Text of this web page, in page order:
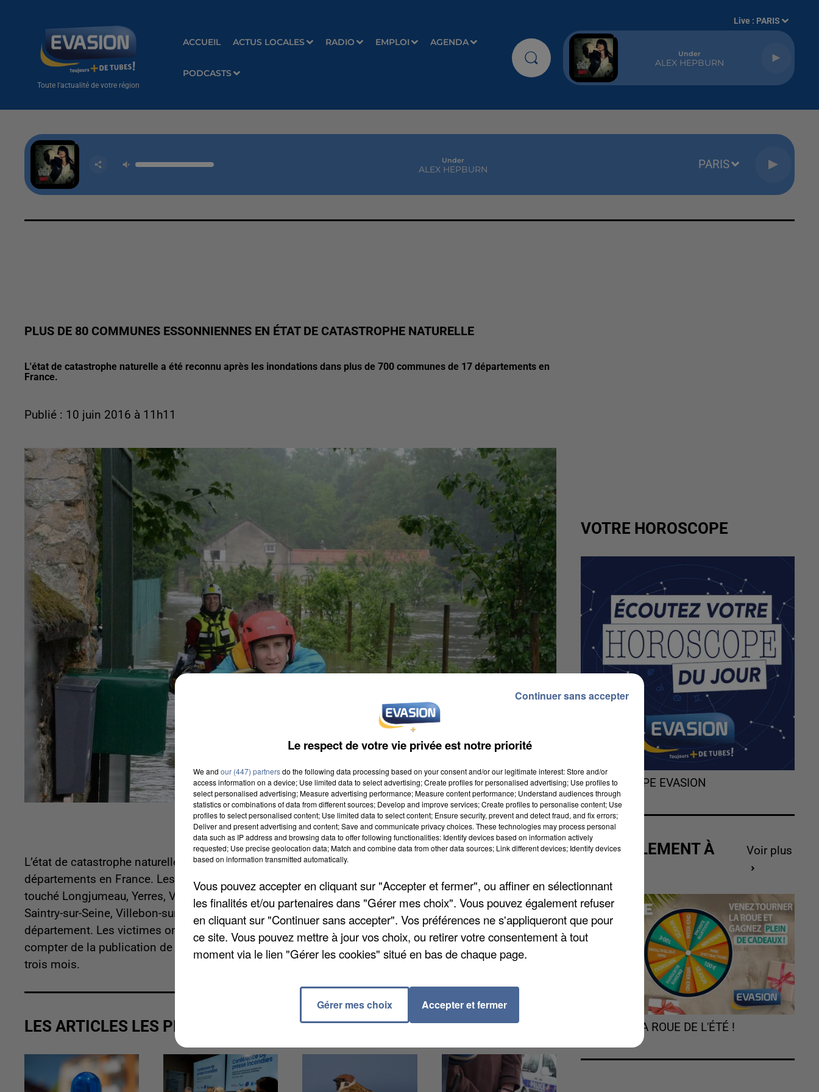
Toute l'actualité de votre région
ACCUEIL ACTUS LOCALES RADIO EMPLOI AGENDA
PODCASTS
Live : PARIS
Under
ALEX HEPBURN
Under
ALEX HEPBURN PARIS
PLUS DE 80 COMMUNES ESSONNIENNES EN ÉTAT DE CATASTROPHE NATURELLE
L'état de catastrophe naturelle a été reconnu après les inondations dans plus de 700 communes de 17 départements en
France.
Publié : 10 juin 2016 à 11h11
L’état de catastrophe naturelle a été reconnu après les inondations dans plus de 700 communes de 17
départements en France. Les inondations et coulées de boue du 28 mai au 5 juin en Essonne ont
touché Longjumeau, Yerres, Viry-Châtillon, Draveil, Etampes, Evry, Corbeil-Essonnes, Orsay, Palaiseau,
Saintry-sur-Seine, Villebon-sur-Yvette, Itteville... Plus de 80 communes sont concernées dans le
département. Les victimes ont désormais dix jours pour adresser leur déclaration de sinistres à
compter de la publication de l’arrêté au Journal officiel. L’indemnisation se fait en principe dans les
trois mois.
LES ARTICLES LES PLUS VUS
VOTRE HOROSCOPE
L'HOROSCOPE EVASION
ACTUELLEMENT À
Voir plus
TOURNEZ LA ROUE DE L'ÉTÉ !
Le respect de votre vie privée est notre priorité
We and our (447) partnersdo the following data processing based on your consent and/or our legitimate interest: Store and/or
access information on a device; Use limited data to select advertising; Create profiles for personalised advertising; Use profiles to
select personalised advertising; Measure advertising performance; Measure content performance; Understand audiences through
statistics or combinations of data from different sources; Develop and improve services; Create profiles to personalise content; Use
profiles to select personalised content; Use limited data to select content; Ensure security, prevent and detect fraud, and fix errors;
Deliver and present advertising and content; Save and communicate privacy choices. These technologies may process personal
data such as IP address and browsing data to offer following functionalities: Identify devices based on information actively
requested; Use precise geolocation data; Match and combine data from other data sources; Link different devices; Identify devices
based on information transmitted automatically.
Vous pouvez accepter en cliquant sur "Accepter et fermer", ou affiner en sélectionnant
les finalités et/ou partenaires dans "Gérer mes choix". Vous pouvez également refuser
en cliquant sur "Continuer sans accepter". Vos préférences ne s'appliqueront que pour
ce site. Vous pouvez mettre à jour vos choix, ou retirer votre consentement à tout
moment via le lien "Gérer les cookies" situé en bas de chaque page.
Gérer mes choix Accepter et fermer
Continuer sans accepter